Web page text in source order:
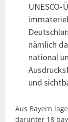
nämlich
national
und
Aus Bayern
darunter 18